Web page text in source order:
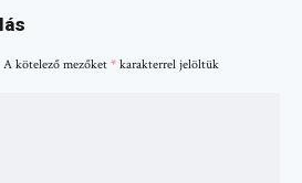
A kötelező mezőket * karakterrel jelöltük